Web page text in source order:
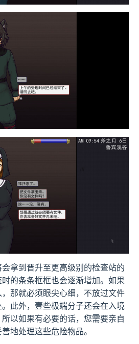
拿到晋升至更高级别的检查站的
的条条框框也会逐渐增加。如果
那就必须眼尖心细，不放过文件
此外，壹些极端分子还会在入境
以如果有必要的话，您需要亲自
地处理这些危险物品。